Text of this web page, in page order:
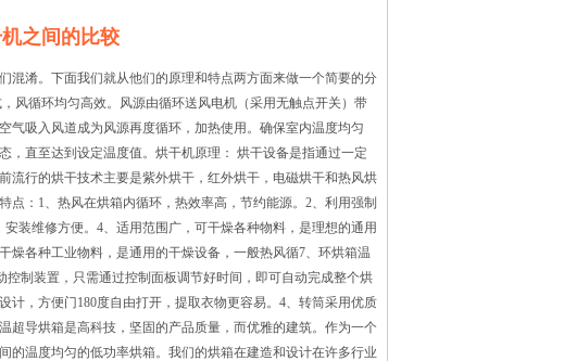
之间的比较
混淆。下面我们就从他们的原理和特点两方面来做一个简要的分
风循环均匀高效。风源由循环送风电机（采用无触点开关）带
气吸入风道成为风源再度循环，加热使用。确保室内温度均匀
，直至达到设定温度值。烘干机原理： 烘干设备是指通过一定
流行的烘干技术主要是紫外烘干，红外烘干，电磁烘干和热风烘
：1、热风在烘箱内循环，热效率高，节约能源。2、利用强制
装维修方便。4、适用范围广，可干燥各种物料，是理想的通用
燥各种工业物料，是通用的干燥设备，一般热风循7、环烘箱温
制装置，只需通过控制面板调节好时间，即可自动完成整个烘
，方便门180度自由打开，提取衣物更容易。4、转筒采用优质
导烘箱是高科技，坚固的产品质量，而优雅的建筑。作为一个
的温度均匀的低功率烘箱。我们的烘箱在建造和设计在许多行业